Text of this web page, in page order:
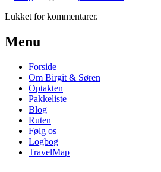
Lukket for kommentarer.
Primary
Widget
Area
Menu
Forside
Om Birgit & Søren
Optakten
Pakkeliste
Blog
Ruten
Følg os
Logbog
TravelMap